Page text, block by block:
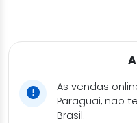
As vendas
Paraguai, não
Brasil.